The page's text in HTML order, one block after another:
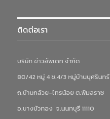
ติดต่อเรา
บริษัท ข่าวอัพเดท จำกัด
80/42 หมู่ 4 ซ.4/3 หมู่บ้านบุศรินทร์
ถ.บ้านกล้วย-ไทรน้อย ต.พิมลราช
อ.บางบัวทอง จ.นนทบุรี 11110